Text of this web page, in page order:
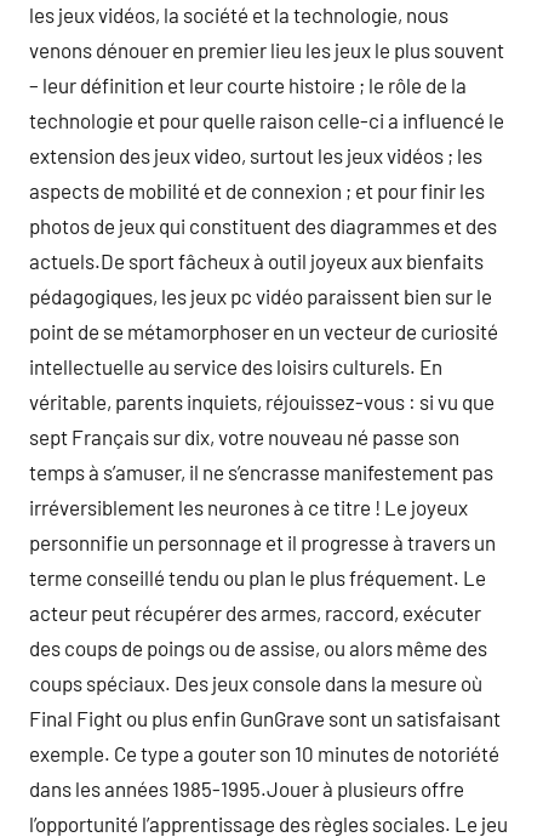
les jeux vidéos, la société et la technologie, nous
venons dénouer en premier lieu les jeux le plus souvent
– leur définition et leur courte histoire ; le rôle de la
technologie et pour quelle raison celle-ci a influencé le
extension des jeux video, surtout les jeux vidéos ; les
aspects de mobilité et de connexion ; et pour finir les
photos de jeux qui constituent des diagrammes et des
actuels.De sport fâcheux à outil joyeux aux bienfaits
pédagogiques, les jeux pc vidéo paraissent bien sur le
point de se métamorphoser en un vecteur de curiosité
intellectuelle au service des loisirs culturels. En
véritable, parents inquiets, réjouissez-vous : si vu que
sept Français sur dix, votre nouveau né passe son
temps à s’amuser, il ne s’encrasse manifestement pas
irréversiblement les neurones à ce titre ! Le joyeux
personnifie un personnage et il progresse à travers un
terme conseillé tendu ou plan le plus fréquement. Le
acteur peut récupérer des armes, raccord, exécuter
des coups de poings ou de assise, ou alors même des
coups spéciaux. Des jeux console dans la mesure où
Final Fight ou plus enfin GunGrave sont un satisfaisant
exemple. Ce type a gouter son 10 minutes de notoriété
dans les années 1985-1995.Jouer à plusieurs offre
l’opportunité l’apprentissage des règles sociales. Le jeu